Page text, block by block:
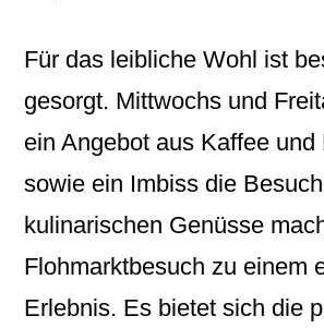
Für das leibliche Wohl ist
gesorgt. Mittwochs und
ein Angebot aus Kaffee und
sowie ein Imbiss die
kulinarischen Genüsse
Flohmarktbesuch zu einem
Erlebnis. Es bietet sich die